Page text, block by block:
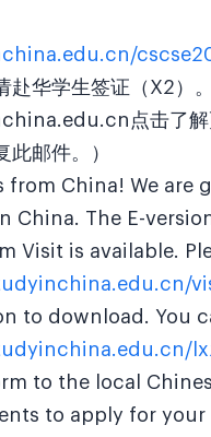
赴华学生签证（X2）
点击了解
此邮件。）
from China! We
China. The E-
Visit is available.
to download. You
to the local
to apply for your